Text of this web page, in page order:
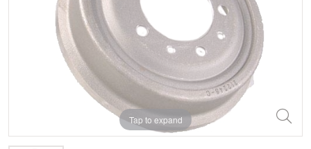
Tap to expand